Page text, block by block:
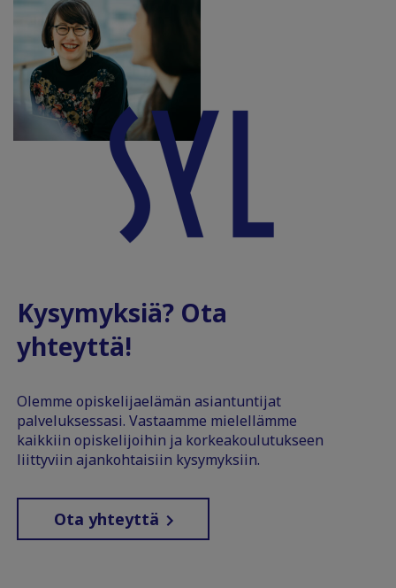
Kysymyksiä? Ota
yhteyttä!
Olemme opiskelijaelämän asiantuntijat
palveluksessasi. Vastaamme mielellämme
kaikkiin opiskelijoihin ja korkeakoulutukseen
liittyviin ajankohtaisiin kysymyksiin.
Ota yhteyttä